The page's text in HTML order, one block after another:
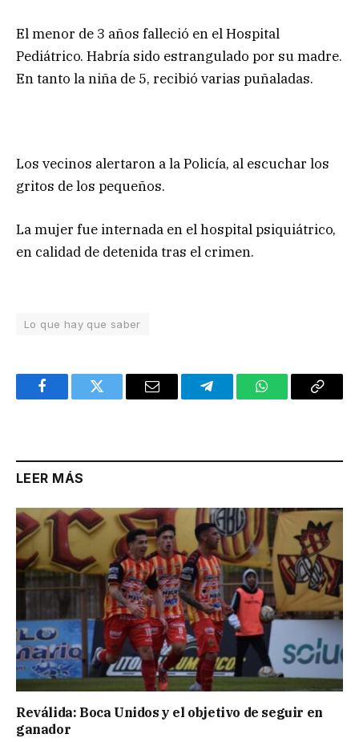
El menor de 3 años falleció en el Hospital
Pediátrico. Habría sido estrangulado por su madre.
En tanto la niña de 5, recibió varias puñaladas.
Los vecinos alertaron a la Policía, al escuchar los
gritos de los pequeños.
La mujer fue internada en el hospital psiquiátrico,
en calidad de detenida tras el crimen.
Lo que hay que saber
FacebookTwitter Email TelegramWhatsAppCopy
LEER MÁS
Reválida: Boca Unidos y el objetivo de seguir en
ganador